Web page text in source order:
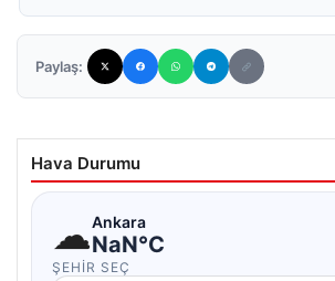
Paylaş:
Hava Durumu
☁Ankara
NaN°C
ŞEHIR SEÇ